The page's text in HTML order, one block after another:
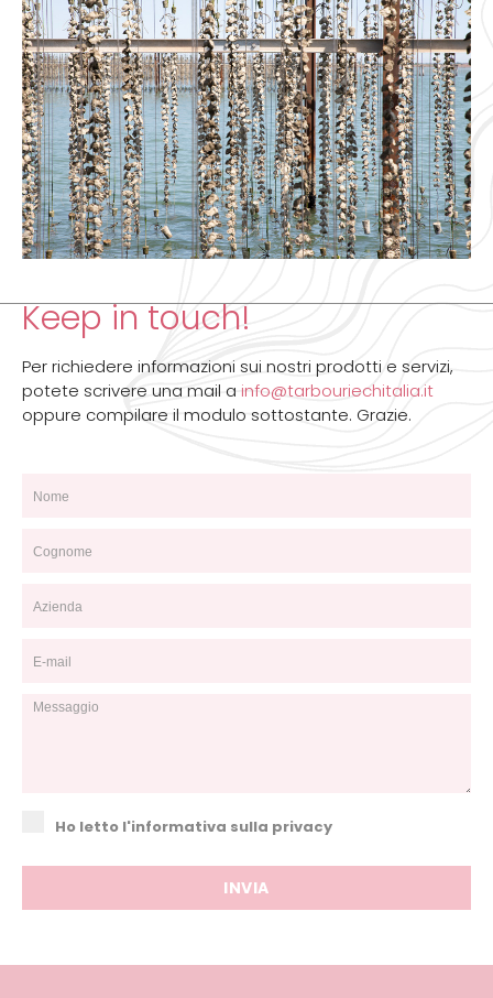
Keep in touch!
Per richiedere informazioni sui nostri prodotti e servizi,
potete scrivere una mail a info@tarbouriechitalia.it
oppure compilare il modulo sottostante. Grazie.
Ho letto l'informativa sulla privacy